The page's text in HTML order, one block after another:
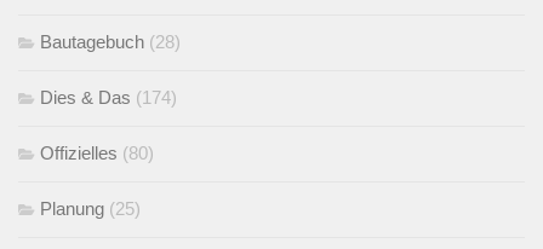
Bautagebuch (28)
Dies & Das (174)
Offizielles (80)
Planung (25)